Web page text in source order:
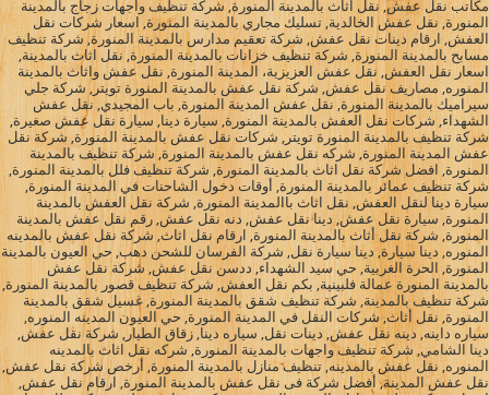
مكاتب نقل عفش, نقل اثاث بالمدينة المنورة, شركة تنظيف واجهات زجاج بالمدينة
المنورة, نقل عفش الخالدية, تسليك مجاري بالمدينة المنورة, اسعار شركات نقل
العفش, ارقام دينات نقل عفش, شركة تعقيم مدارس بالمدينة المنورة, شركة تنظيف
مسابح بالمدينة المنورة, شركة تنظيف خزانات بالمدينة المنورة, نقل اثاث بالمدينة,
اسعار نقل العفش, نقل عفش العزيزية، المدينة المنورة, نقل عفش واثاث بالمدينة
المنوره, مصاريف نقل عفش, شركة نقل عفش بالمدينة المنورة تويتر, شركة جلي
سيراميك بالمدينة المنورة, نقل عفش المدينة المنورة, باب المجيدي, نقل عفش
الشهداء, شركات نقل العفش بالمدينة المنورة, سيارة دينا, سيارة نقل عفش صغيرة,
شركة تنظيف بالمدينة المنورة تويتر, شركات نقل عفش بالمدينة المنورة, شركة نقل
عفش المدينة المنورة, شركه نقل عفش بالمدينة المنورة, شركة تنظيف بالمدينة
المنورة, افضل شركة نقل اثاث بالمدينة المنورة, شركة تنظيف فلل بالمدينة المنورة,
شركة تنظيف عمائر بالمدينة المنورة, أوقات دخول الشاحنات في المدينة المنورة,
سيارة دينا لنقل العفش, نقل اثاث باالمدينة المنورة, شركة نقل العفش بالمدينة
المنورة, سيارة نقل عفش, دينا نقل عفش, دنه نقل عفش, رقم نقل عفش بالمدينة
المنورة, شركة نقل أثاث بالمدينة المنورة, ارقام نقل اثاث, شركة نقل عفش بالمدينه
المنوره, دينا سيارة, دينا سيارة نقل, شركة الفرسان للشحن دهب, حي العيون بالمدينة
المنورة, الحرة الغربية, حي سيد الشهداء, ددسن نقل عفش, شركة نقل عفش
بالمدينة المنورة عمالة فلبينية, بكم نقل العفش, شركة تنظيف قصور بالمدينة المنورة,
شركة تنظيف بالمدينة, شركة تنظيف شقق بالمدينة المنورة, غسيل شقق بالمدينة
المنورة, نقل أثاث, شركات النقل في المدينة المنورة, حي العيون المدينه المنوره,
سياره داينه, دينه نقل عفش, دينات نقل, سياره دينا, زقاق الطيار, شركة نقل عفش,
دينا الشامي, شركة تنظيف واجهات بالمدينة المنورة, شركه نقل اثاث بالمدينه
المنوره, نقل عفش بالمدينه, تنظيف منازل بالمدينة المنورة, أرخص شركة نقل عفش,
نقل عفش المدينة, أفضل شركة فى نقل عفش بالمدينة المنورة, ارقام نقل عفش,